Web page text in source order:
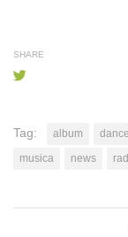
SHARE
Tag: album
musica
news